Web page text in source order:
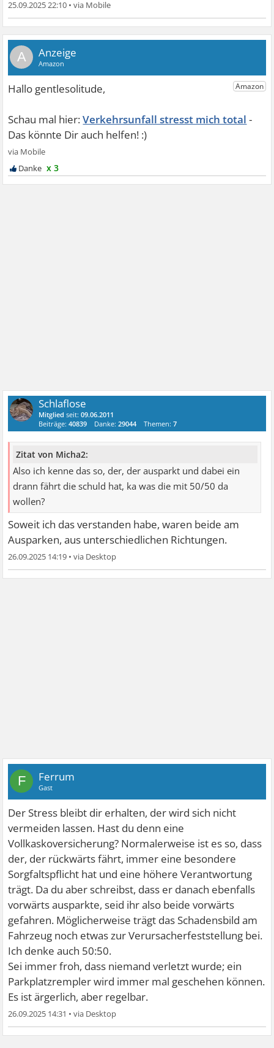
25.09.2025 22:10 •
A
Verkehrsunfall stresst mich total
x 3
Schlaflose
Mitglied seit:09.06.2011
Beiträge:40839 Danke:29044 Themen:7
Zitat von Micha2:
Also ich kenne das so, der, der ausparkt und dabei ein
drann fährt die schuld hat, ka was die mit 50/50 da
wollen?
Soweit ich das verstanden habe, waren beide am
Ausparken, aus unterschiedlichen Richtungen.
26.09.2025 14:19 •
F Ferrum
Gast
Der Stress bleibt dir erhalten, der wird sich nicht
vermeiden lassen. Hast du denn eine
Vollkaskoversicherung? Normalerweise ist es so, dass
der, der rückwärts fährt, immer eine besondere
Sorgfaltspflicht hat und eine höhere Verantwortung
trägt. Da du aber schreibst, dass er danach ebenfalls
vorwärts ausparkte, seid ihr also beide vorwärts
gefahren. Möglicherweise trägt das Schadensbild am
Fahrzeug noch etwas zur Verursacherfeststellung bei.
Ich denke auch 50:50.
Sei immer froh, dass niemand verletzt wurde; ein
Parkplatzrempler wird immer mal geschehen können.
Es ist ärgerlich, aber regelbar.
26.09.2025 14:31 •